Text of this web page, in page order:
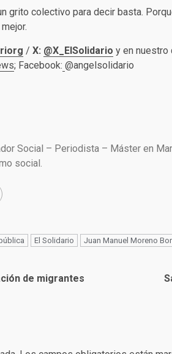
grito colectivo para decir basta.
/ X: @X_ElSolidario y en nuestro
; Facebook: @angelsolidario
Social – Periodista – Máster en
social.
El Solidario Juan Manuel Moreno
de migrantes